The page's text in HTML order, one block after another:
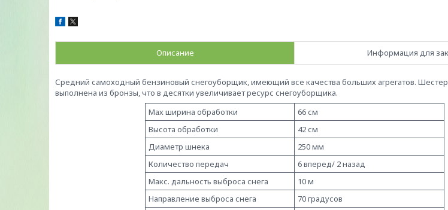
Описание Информация для
Средний самоходный бензиновый снегоуборщик, имеющий все качества больших агрегатов.
выполнена из бронзы, что в десятки увеличивает ресурс снегоуборщика.
Мах ширина обработки
66 см
Высота обработки
42 см
Диаметр шнека
250 мм
Количество передач
6 вперед/ 2 назад
Макс. дальность выброса снега
10 м
Направление выброса снега
70 градусов